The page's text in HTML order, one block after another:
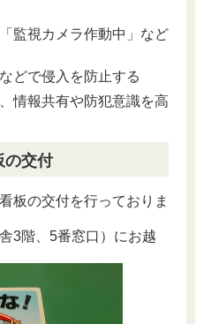
監視カメラ作動中」など
どで侵入を防止する
情報共有や防犯意識を高
の交付
板の交付を行っておりま
3階、5番窓口）にお越